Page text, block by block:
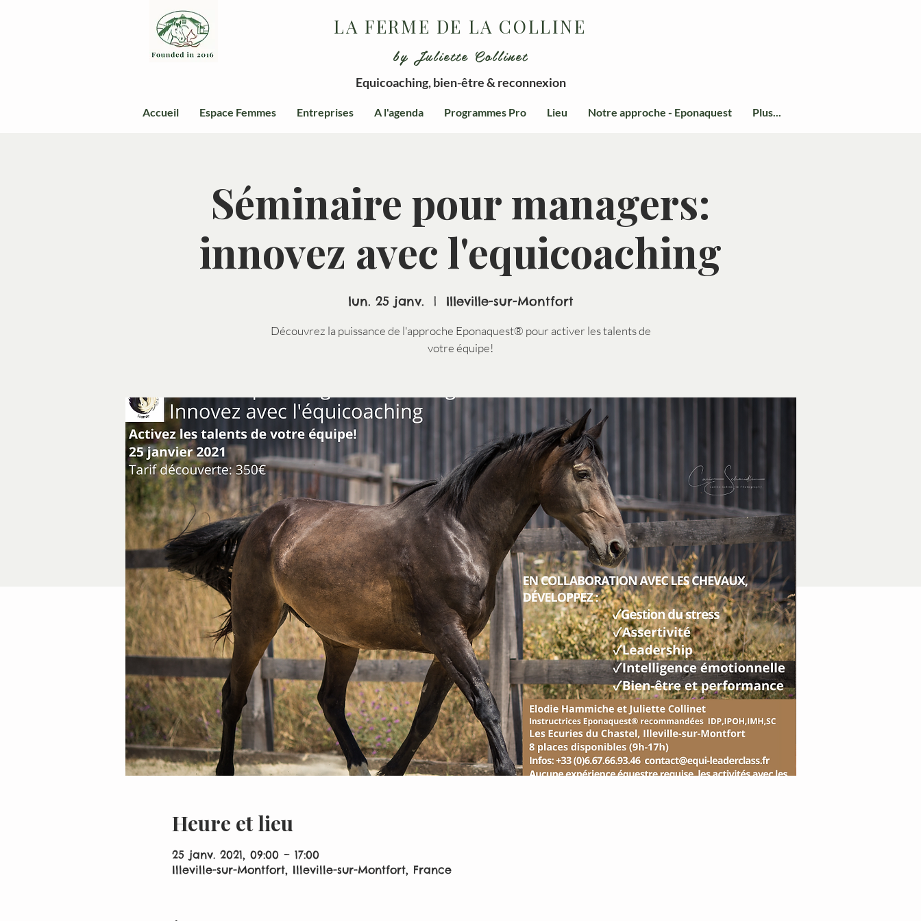
LA FERME DE LA COLLINE
by Juliette Collinet
Equicoaching, bien-être & reconnexion
Accueil Espace Femmes Entreprises A l'agenda Programmes Pro Lieu Notre approche - Eponaquest Plus...
Séminaire pour managers:
innovez avec l'equicoaching
lun. 25 janv.
  |
Illeville-sur-Montfort
Découvrez la puissance de l'approche Eponaquest® pour activer les talents de
votre équipe!
Heure et lieu
25 janv. 2021, 09:00 – 17:00
Illeville-sur-Montfort, Illeville-sur-Montfort, France